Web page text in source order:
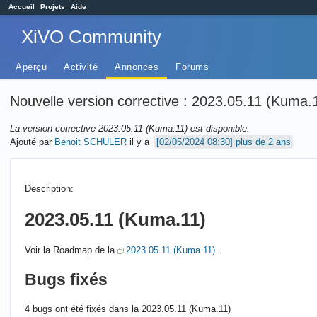
Accueil Projets Aide
XiVO Community
Aperçu Activité Annonces Forums
Nouvelle version corrective : 2023.05.11
La version corrective 2023.05.11 (Kuma.11) est disponible.
Ajouté par Benoit SCHULER il y a plus de 2 ans
Description:
2023.05.11 (Kuma.11)
Voir la Roadmap de la 2023.05.11 (Kuma.11)
Bugs fixés
4 bugs ont été fixés dans la 2023.05.11 (Kuma.11)